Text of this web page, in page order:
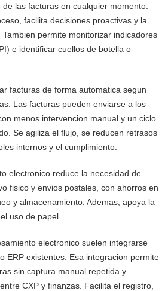
las facturas en cualquier momento.
facilita decisiones proactivas y la
permite monitorizar indicadores
e identificar cuellos de botella o
facturas de forma automatica segun
Las facturas pueden enviarse a los
menos intervencion manual y un ciclo
Se agiliza el flujo, se reducen retrasos
internos y el cumplimiento.
electronico reduce la necesidad de
fisico y envios postales, con ahorros en
y almacenamiento. Ademas, apoya la
uso de papel.
electronico suelen integrarse
ERP existentes. Esa integracion permite
sin captura manual repetida y
CXP y finanzas. Facilita el registro,